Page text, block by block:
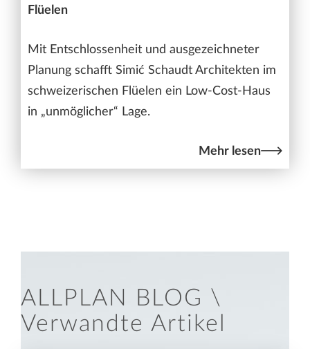
Flüelen
Mit Entschlossenheit und ausgezeichneter
Planung schafft Simić Schaudt Architekten im
schweizerischen Flüelen ein Low-Cost-Haus
in „unmöglicher“ Lage.
Mehr lesen
ALLPLAN BLOG \
Verwandte Artikel